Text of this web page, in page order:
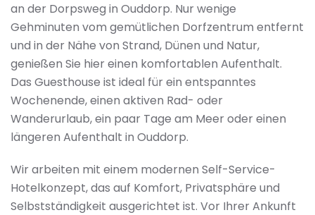
an der Dorpsweg in Ouddorp. Nur wenige
Gehminuten vom gemütlichen Dorfzentrum entfernt
und in der Nähe von Strand, Dünen und Natur,
genießen Sie hier einen komfortablen Aufenthalt.
Das Guesthouse ist ideal für ein entspanntes
Wochenende, einen aktiven Rad- oder
Wanderurlaub, ein paar Tage am Meer oder einen
längeren Aufenthalt in Ouddorp.
Wir arbeiten mit einem modernen Self-Service-
Hotelkonzept, das auf Komfort, Privatsphäre und
Selbstständigkeit ausgerichtet ist. Vor Ihrer Ankunft